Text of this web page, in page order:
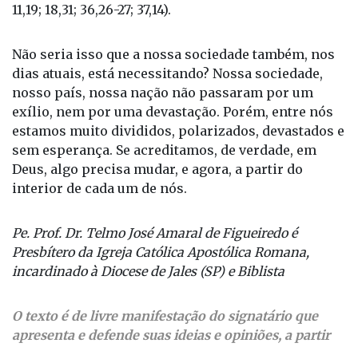
11,19; 18,31; 36,26-27; 37,14).
Não seria isso que a nossa sociedade também, nos
dias atuais, está necessitando? Nossa sociedade,
nosso país, nossa nação não passaram por um
exílio, nem por uma devastação. Porém, entre nós
estamos muito divididos, polarizados, devastados e
sem esperança. Se acreditamos, de verdade, em
Deus, algo precisa mudar, e agora, a partir do
interior de cada um de nós.
Pe. Prof. Dr. Telmo José Amaral de Figueiredo é
Presbítero da Igreja Católica Apostólica Romana,
incardinado à Diocese de Jales (SP) e Biblista
O texto é de livre manifestação do signatário que
apresenta e defende suas ideias e opiniões, a partir